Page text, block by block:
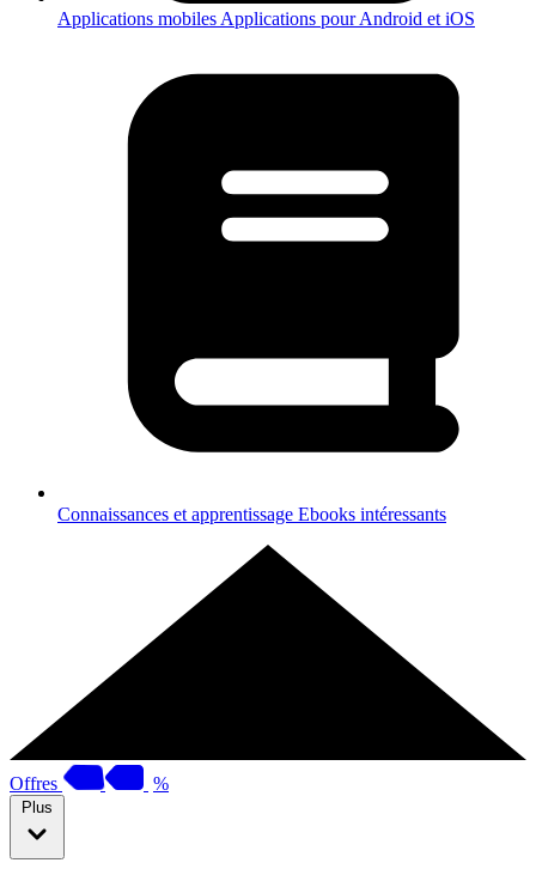
Applications mobiles Applications pour Android et iOS
Connaissances et apprentissage Ebooks intéressants
Offres %
Plus